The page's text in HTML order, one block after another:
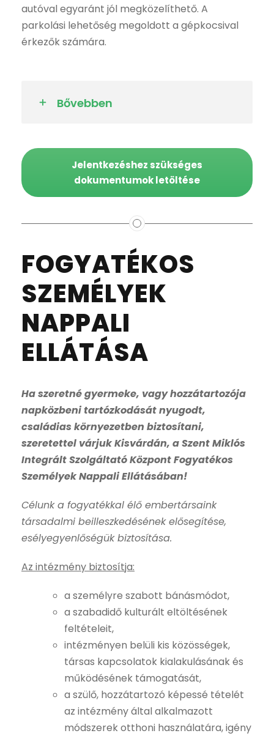
autóval egyaránt jól megközelíthető. A
parkolási lehetőség megoldott a gépkocsival
érkezők számára.
Bővebben
Jelentkezéshez szükséges
dokumentumok letöltése
FOGYATÉKOS
SZEMÉLYEK
NAPPALI
ELLÁTÁSA
Ha szeretné gyermeke, vagy hozzátartozója
napközbeni tartózkodását nyugodt,
családias környezetben biztosítani,
szeretettel várjuk Kisvárdán, a Szent Miklós
Integrált Szolgáltató Központ Fogyatékos
Személyek Nappali Ellátásában!
Célunk a fogyatékkal élő embertársaink
társadalmi beilleszkedésének elősegítése,
esélyegyenlőségük biztosítása.
Az intézmény biztosítja:
a személyre szabott bánásmódot,
a szabadidő kulturált eltöltésének
feltételeit,
intézményen belüli kis közösségek,
társas kapcsolatok kialakulásának és
működésének támogatását,
a szülő, hozzátartozó képessé tételét
az intézmény által alkalmazott
módszerek otthoni használatára, igény